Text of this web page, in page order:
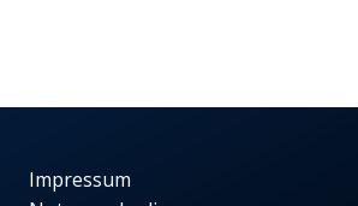
Impressum